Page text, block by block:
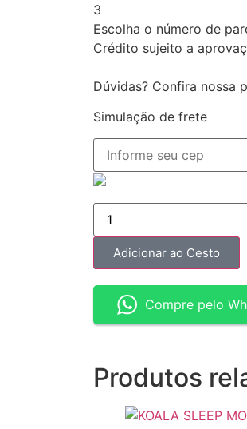
3
Escolha o número de
Crédito sujeito a
Dúvidas? Confira nossa
Simulação de frete
Adicionar ao Cesto
Compre pelo
Produtos